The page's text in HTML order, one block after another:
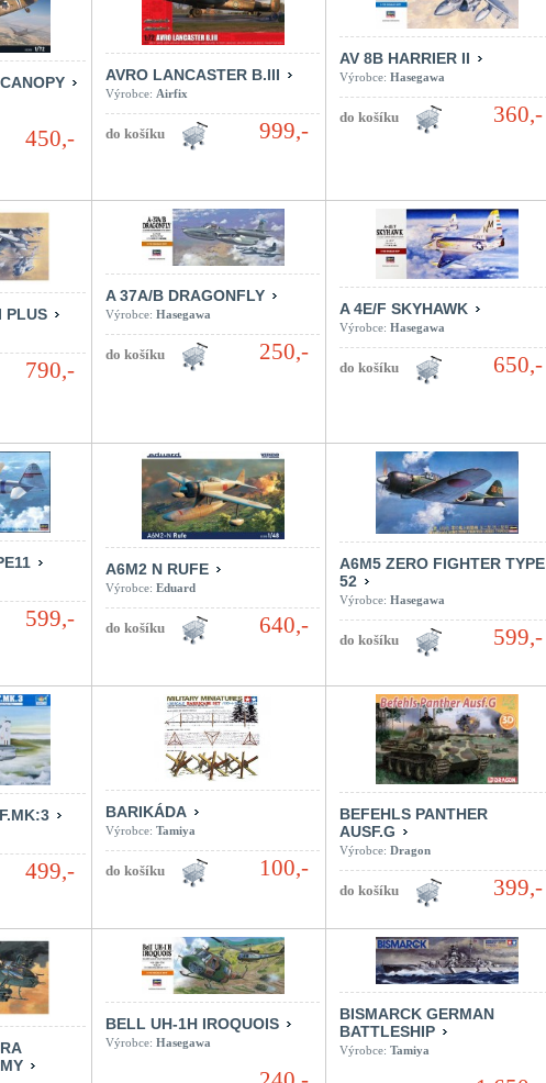
450,-
AVRO LANCASTER B.III
Výrobce: Airfix
999,-
AV 8B HARRIER II
Výrobce: Hasegawa
360,-
PLUS
790,-
A 37A/B DRAGONFLY
Výrobce: Hasegawa
250,-
A 4E/F SKYHAWK
Výrobce: Hasegawa
650,-
599,-
A6M2 N RUFE
Výrobce: Eduard
640,-
A6M5 ZERO FIGHTER TYPE
52
Výrobce: Hasegawa
599,-
499,-
BARIKÁDA
Výrobce: Tamiya
100,-
BEFEHLS PANTHER
AUSF.G
Výrobce: Dragon
399,-
BELL UH-1H IROQUOIS
Výrobce: Hasegawa
BISMARCK GERMAN
BATTLESHIP
Výrobce: Tamiya